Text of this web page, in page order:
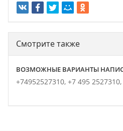
Смотрите также
ВОЗМОЖНЫЕ ВАРИАНТЫ
+74952527310, +7 495 2527310,